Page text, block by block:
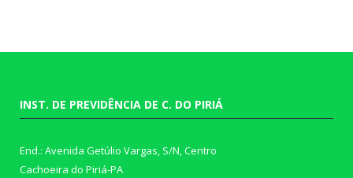
INST. DE PREVIDÊNCIA DE C. DO PIRIÁ
End.: Avenida Getúlio Vargas, S/N, Centro
Cachoeira do Piriá-PA